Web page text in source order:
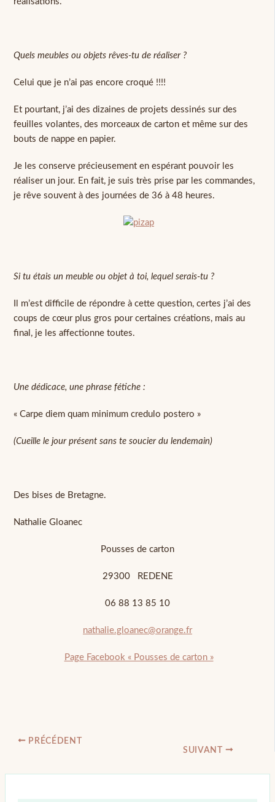
Quels meubles ou objets rêves-tu de réaliser ?
Celui que je n’ai pas encore croqué !!!!
Et pourtant, j’ai des dizaines de projets dessinés sur des
feuilles volantes, des morceaux de carton et même sur des
bouts de nappe en papier.
Je les conserve précieusement en espérant pouvoir les
réaliser un jour. En fait, je suis très prise par les commandes,
je rêve souvent à des journées de 36 à 48 heures.
Si tu étais un meuble ou objet à toi, lequel serais-tu ?
Il m’est difficile de répondre à cette question, certes j’ai des
coups de cœur plus gros pour certaines créations, mais au
final, je les affectionne toutes.
Une dédicace, une phrase fétiche :
« Carpe diem quam minimum credulo postero »
(Cueille le jour présent sans te soucier du lendemain)
Des bises de Bretagne.
Nathalie Gloanec
Pousses de carton
29300 REDENE
06 88 13 85 10
nathalie.gloanec@orange.fr
Page Facebook « Pousses de carton »
PRÉCÉDENT
SUIVANT